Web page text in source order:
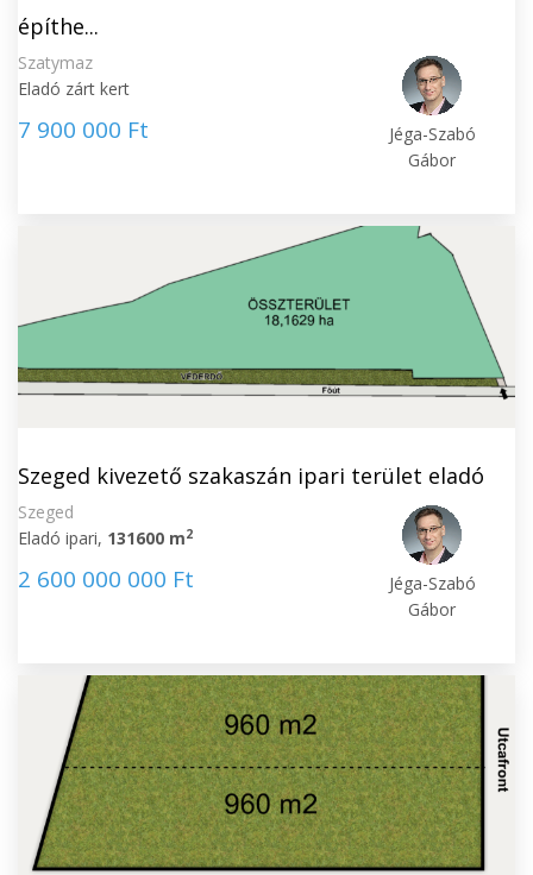
építhe...
Szatymaz
Eladó zárt kert
7 900 000 Ft
Jéga-Szabó
Gábor
Szeged kivezető szakaszán ipari terület eladó
Szeged
Eladó ipari, 131600 m2
2 600 000 000 Ft
Jéga-Szabó
Gábor